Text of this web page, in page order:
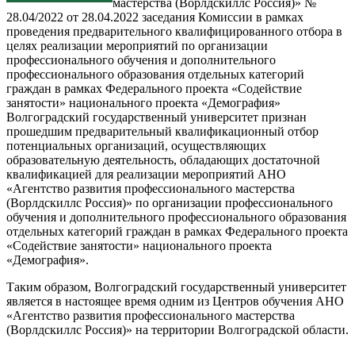
мастерства (Ворлдскиллс Россия)» №
28.04/2022 от 28.04.2022 заседания Комиссии в рамках
проведения предварительного квалифицированного отбора в
целях реализации мероприятий по организации
профессионального обучения и дополнительного
профессионального образования отдельных категорий
граждан в рамках Федерального проекта «Содействие
занятости» национального проекта «Демография»
Волгоградский государственный университет признан
прошедшим предварительный квалификационный отбор
потенциальных организаций, осуществляющих
образовательную деятельность, обладающих достаточной
квалификацией для реализации мероприятий АНО
«Агентство развития профессионального мастерства
(Ворлдскиллс Россия)» по организации профессионального
обучения и дополнительного профессионального образования
отдельных категорий граждан в рамках Федерального проекта
«Содействие занятости» национального проекта
«Демография».
Таким образом, Волгоградский государственный университет
является в настоящее время одним из Центров обучения АНО
«Агентство развития профессионального мастерства
(Ворлдскиллс Россия)» на территории Волгоградской области.